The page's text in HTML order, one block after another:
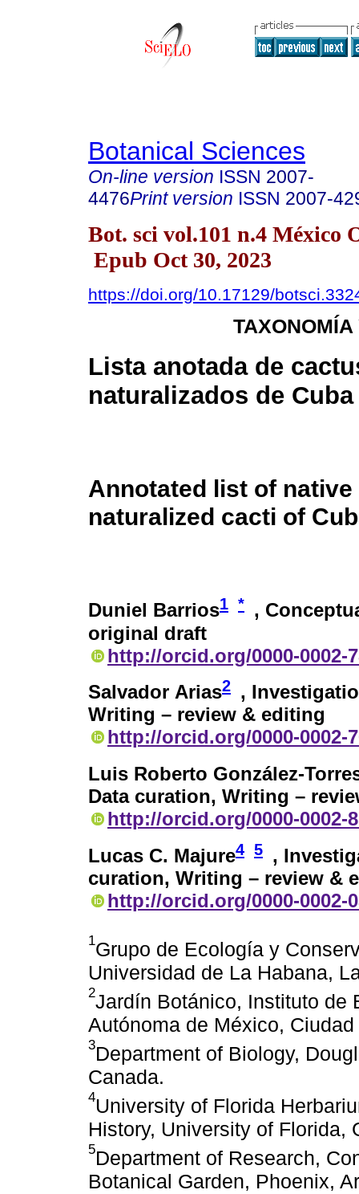
Botanical Sciences
On-line version ISSN 2007-
4476Print version ISSN 2007-
Bot. sci vol.101 n.4 México
Epub Oct 30, 2023
https://doi.org/10.17129/
Lista anotada de
naturalizados de Cuba
Annotated list of native
naturalized cacti of
Duniel Barrios1 * ,
original draft
http://orcid.org/0000-0002-
Salvador Arias2 ,
Writing – review & editing
http://orcid.org/0000-0002-
Luis Roberto González-
Data curation, Writing –
http://orcid.org/0000-0002-
Lucas C. Majure4 5 ,
curation, Writing – review &
http://orcid.org/0000-0002-
1Grupo de Ecología y
Universidad de La Habana,
2Jardín Botánico, Instituto de
Autónoma de México,
3Department of Biology,
Canada.
4University of Florida
History, University of Florida,
5Department of Research,
Botanical Garden, Phoenix,